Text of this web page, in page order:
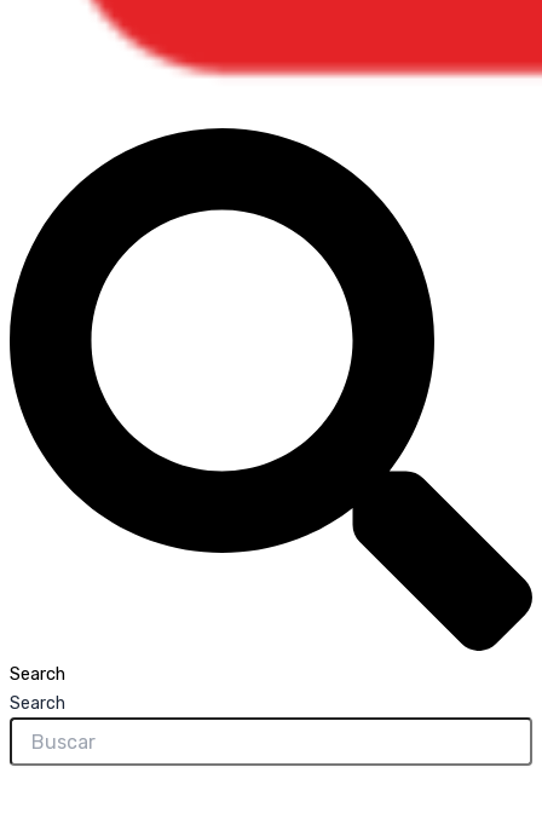
Search
Search